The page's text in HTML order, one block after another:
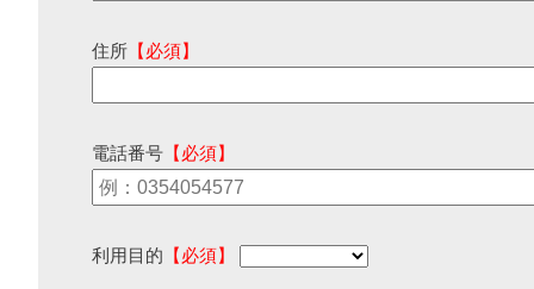
住所 【必須】
電話番号 【必須】
利用目的 【必須】